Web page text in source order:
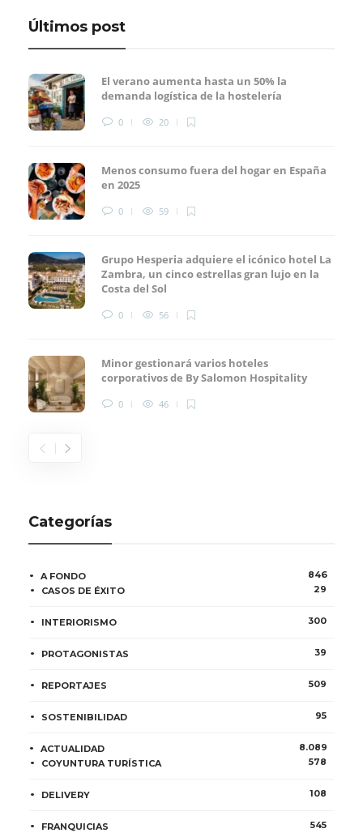
Últimos post
El verano aumenta hasta un 50% la
demanda logística de la hostelería
0 20
Menos consumo fuera del hogar en España
en 2025
0 59
Grupo Hesperia adquiere el icónico hotel La
Zambra, un cinco estrellas gran lujo en la
Costa del Sol
0 56
Minor gestionará varios hoteles
corporativos de By Salomon Hospitality
0 46
Categorías
A FONDO
846
CASOS DE ÉXITO
29
INTERIORISMO 300
PROTAGONISTAS 39
REPORTAJES 509
SOSTENIBILIDAD 95
ACTUALIDAD
8.089
COYUNTURA TURÍSTICA
578
DELIVERY 108
FRANQUICIAS 545